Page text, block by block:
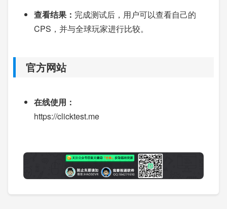
查看结果： 完成测试后，用户可以查看自己的
CPS，并与全球玩家进行比较。
官方网站
在线使用：
https://clicktest.me